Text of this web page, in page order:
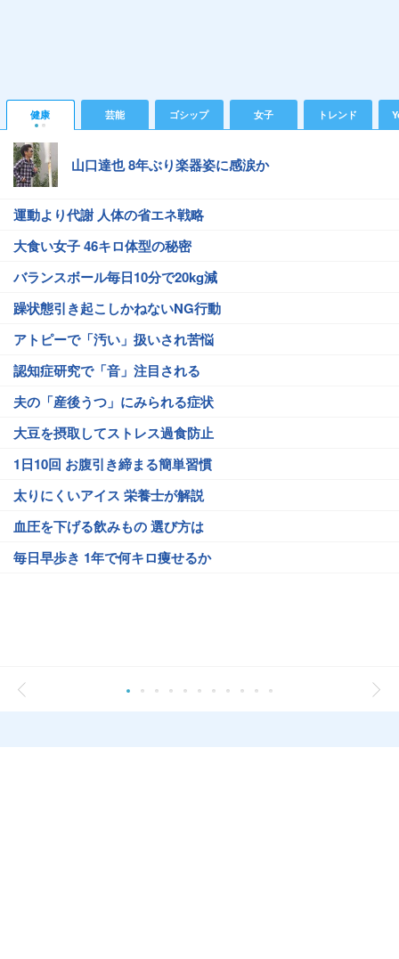
健康 芸能 ゴシップ 女子 トレンド
山口達也 8年ぶり楽器姿に感涙か
運動より代謝 人体の省エネ戦略
大食い女子 46キロ体型の秘密
バランスボール毎日10分で20kg減
躁状態引き起こしかねないNG行動
アトピーで「汚い」扱いされ苦悩
認知症研究で「音」注目される
夫の「産後うつ」にみられる症状
大豆を摂取してストレス過食防止
1日10回 お腹引き締まる簡単習慣
太りにくいアイス 栄養士が解説
血圧を下げる飲みもの 選び方は
毎日早歩き 1年で何キロ痩せるか